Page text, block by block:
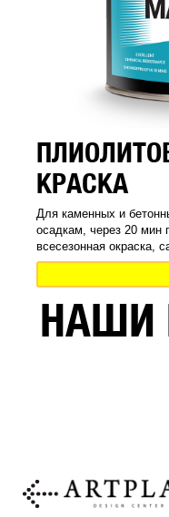
КРАСКА
Для каменных и
осадкам, через 20 мин
всесезонная окраска,
НАШИ